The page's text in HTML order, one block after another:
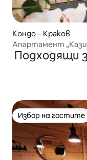
Кондо – Краков
Апартамент
Подходящи
Избор на гостите
Избор на гостите